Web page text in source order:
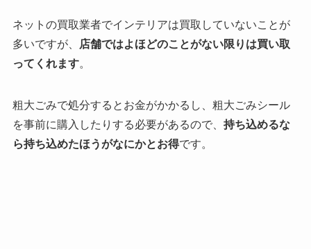
ネットの買取業者でインテリアは買取していないことが
多いですが、
店舗ではよほどのことがない限りは買い取
ってくれます。
粗大ごみで処分するとお金がかかるし、粗大ごみシール
を事前に購入したりする必要があるので、 持ち込めるな
ら持ち込めたほうがなにかとお得です。